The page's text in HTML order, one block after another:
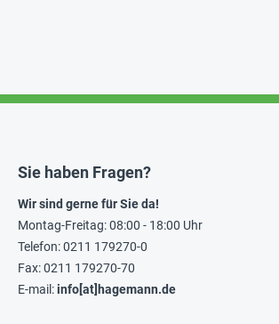
Sie haben Fragen?
Wir sind gerne für Sie da!
Montag-Freitag: 08:00 - 18:00 Uhr
Telefon: 0211 179270-0
Fax: 0211 179270-70
E-mail:info[at]hagemann.de